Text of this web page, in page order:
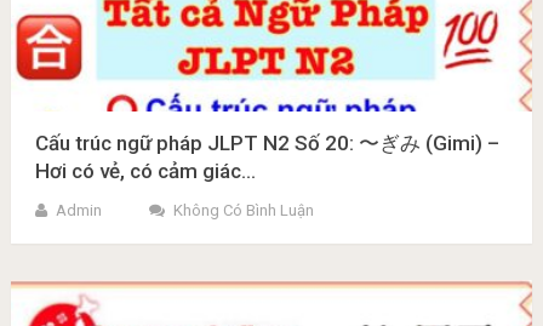
Cấu trúc ngữ pháp JLPT N2 Số 20: 〜ぎみ (Gimi) –
Hơi có vẻ, có cảm giác…
Admin Không Có Bình Luận